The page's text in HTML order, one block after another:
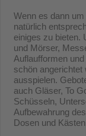
Wenn es dann
natürlich
einiges zu bieten.
und Mörser,
Auflaufformen
schön angerichtet
ausspielen.
auch Gläser, To
Schüsseln,
Aufbewahrung
Dosen und